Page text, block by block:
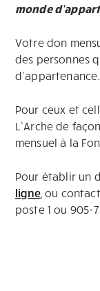
monde
Votre don
des personnes
d’appartenance.
Pour ceux et
L’Arche de
mensuel à la
Pour établir un
ligne, ou
poste 1 ou 905-